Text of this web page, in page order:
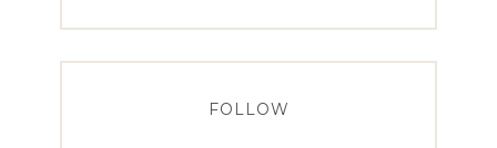
FOLLOW